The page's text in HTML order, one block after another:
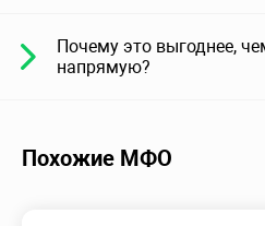
Почему это выгоднее,
напрямую?
Похожие МФО